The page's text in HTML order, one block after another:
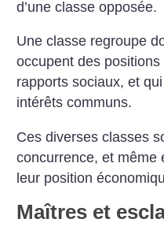
d’une classe opposée.
Une classe regroupe
occupent des
rapports sociaux, et
intérêts communs.
Ces diverses classes
concurrence, et même
leur position
Maîtres et